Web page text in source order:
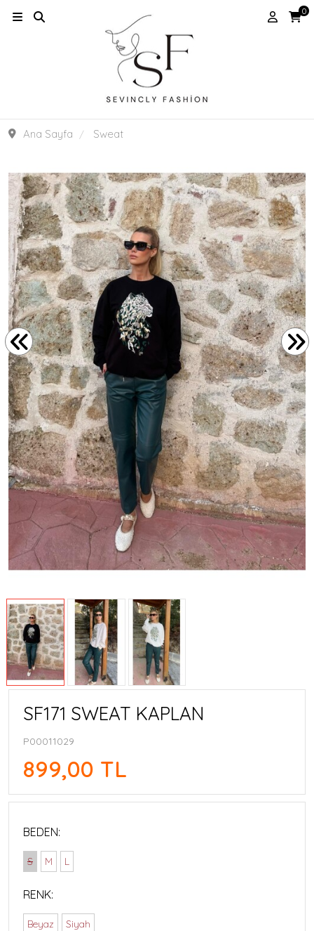
0
Ana Sayfa Sweat
SF171 SWEAT KAPLAN
P00011029
899,00 TL
BEDEN:
S M L
RENK:
Beyaz Siyah